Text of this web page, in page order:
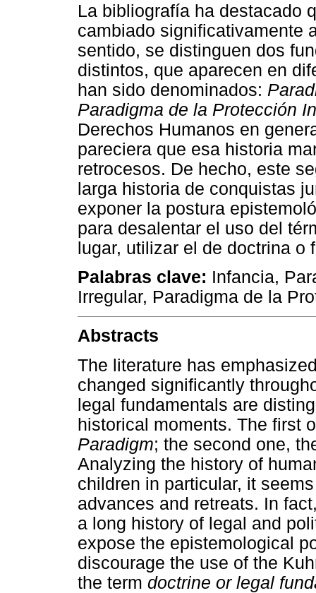
La bibliografía ha destacado
cambiado significativamente
sentido, se distinguen dos
distintos, que aparecen en
han sido denominados:
Paradigma de la Protección
Derechos Humanos en
pareciera que esa historia
retrocesos. De hecho, este
larga historia de conquistas
exponer la postura
para desalentar el uso del
lugar, utilizar el de doctrina o
Palabras clave: Infancia,
Irregular, Paradigma de la
Abstracts
The literature has
changed significantly
legal fundamentals are
historical moments. The first
Paradigm; the second one,
Analyzing the history of
children in particular, it
advances and retreats. In
a long history of legal and
expose the epistemological
discourage the use of the
the term doctrine or legal